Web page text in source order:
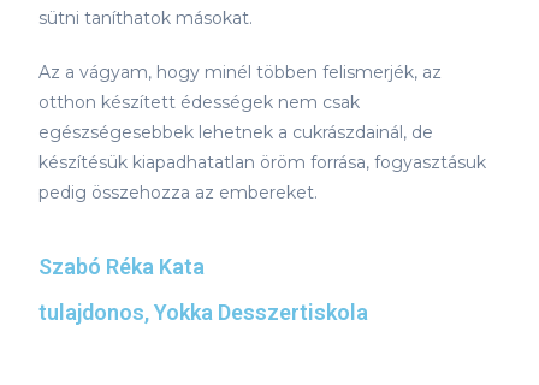
sütni taníthatok másokat.
Az a vágyam, hogy minél többen felismerjék, az
otthon készített édességek nem csak
egészségesebbek lehetnek a cukrászdainál, de
készítésük kiapadhatatlan öröm forrása, fogyasztásuk
pedig összehozza az embereket.
Szabó Réka Kata
tulajdonos, Yokka Desszertiskola